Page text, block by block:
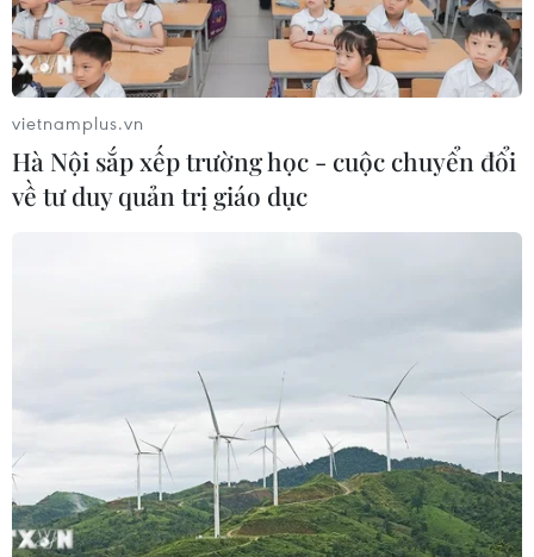
TIN LIÊN QUAN
vietnamplus.vn
Hà Nội sắp xếp trường học - cuộc chuyển đổi
về tư duy quản trị giáo dục